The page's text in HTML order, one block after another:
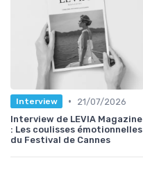
Interview •
21/07/2026
Interview de LEVIA Magazine
: Les coulisses émotionnelles
du Festival de Cannes